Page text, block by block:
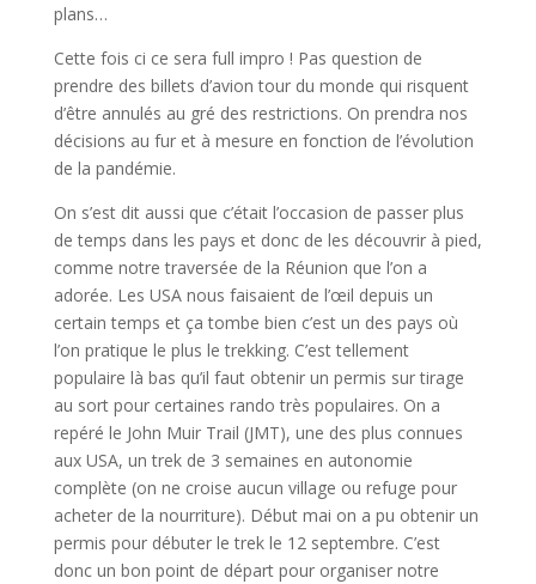
plans…
Cette fois ci ce sera full impro ! Pas question de
prendre des billets d’avion tour du monde qui risquent
d’être annulés au gré des restrictions. On prendra nos
décisions au fur et à mesure en fonction de l’évolution
de la pandémie.
On s’est dit aussi que c’était l’occasion de passer plus
de temps dans les pays et donc de les découvrir à pied,
comme notre traversée de la Réunion que l’on a
adorée. Les USA nous faisaient de l’œil depuis un
certain temps et ça tombe bien c’est un des pays où
l’on pratique le plus le trekking. C’est tellement
populaire là bas qu’il faut obtenir un permis sur tirage
au sort pour certaines rando très populaires. On a
repéré le John Muir Trail (JMT), une des plus connues
aux USA, un trek de 3 semaines en autonomie
complète (on ne croise aucun village ou refuge pour
acheter de la nourriture). Début mai on a pu obtenir un
permis pour débuter le trek le 12 septembre. C’est
donc un bon point de départ pour organiser notre